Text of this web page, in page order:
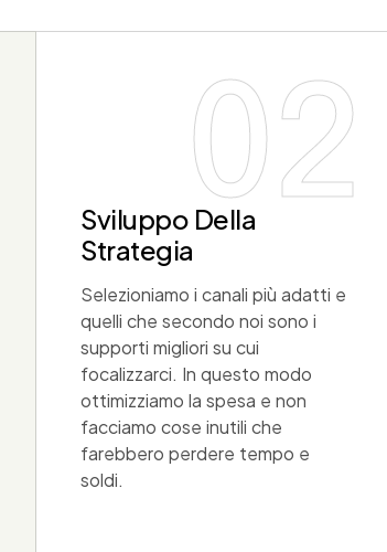
02
Sviluppo Della
Strategia
Selezioniamo i canali più adatti e
quelli che secondo noi sono i
supporti migliori su cui
focalizzarci. In questo modo
ottimizziamo la spesa e non
facciamo cose inutili che
farebbero perdere tempo e
soldi.